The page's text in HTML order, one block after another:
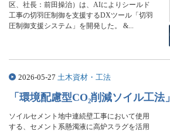
区、社長：前田操治）は、AIによりシールド
工事の切羽圧制御を支援するDXツール「切羽
圧制御支援システム」を開発した。 &...
2026-05-27 土木資材・工法
「環境配慮型CO₂削減ソイル工法」
ソイルセメント地中連続壁工事において使用
する、セメント系懸濁液に高炉スラグを活用